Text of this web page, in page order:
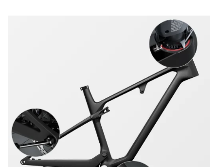
Nos experts du service client vous attendent pour